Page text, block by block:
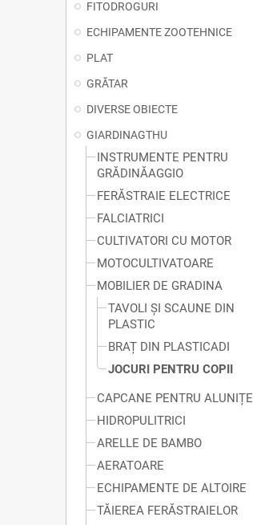
FITODROGURI
ECHIPAMENTE ZOOTEHNICE
PLAT
GRĂTAR
DIVERSE OBIECTE
GIARDINAGTHU
INSTRUMENTE PENTRU
GRĂDINĂAGGIO
FERĂSTRAIE ELECTRICE
FALCIATRICI
CULTIVATORI CU MOTOR
MOTOCULTIVATOARE
MOBILIER DE GRADINA
TAVOLI ȘI SCAUNE DIN
PLASTIC
BRAȚ DIN PLASTICADI
JOCURI PENTRU COPII
CAPCANE PENTRU ALUNIȚE
HIDROPULITRICI
ARELLE DE BAMBO
AERATOARE
ECHIPAMENTE DE ALTOIRE
TĂIEREA FERĂSTRAIELOR